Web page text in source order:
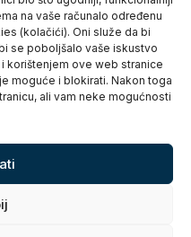
na vaše računalo određenu
(kolačići). Oni služe da bi
se poboljšalo vaše iskustvo
korištenjem ove web stranice
moguće i blokirati. Nakon toga
ali vam neke mogućnosti
Karlovca